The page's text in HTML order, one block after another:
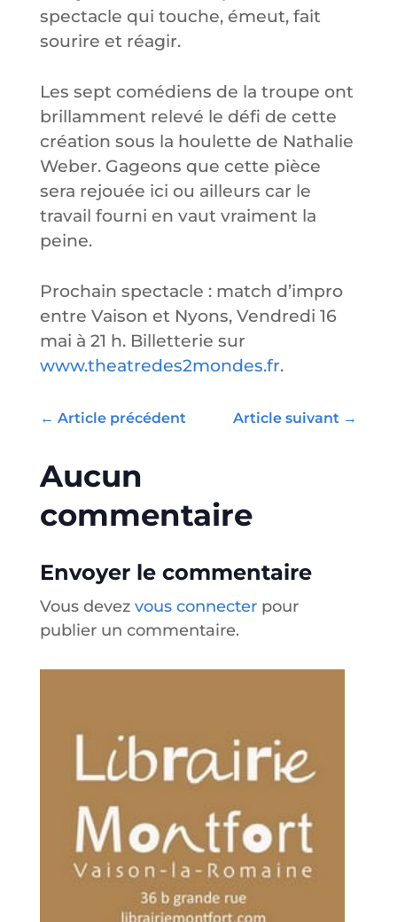
spectacle qui touche, émeut, fait
sourire et réagir.
Les sept comédiens de la troupe ont
brillamment relevé le défi de cette
création sous la houlette de Nathalie
Weber. Gageons que cette pièce
sera rejouée ici ou ailleurs car le
travail fourni en vaut vraiment la
peine.
Prochain spectacle : match d’impro
entre Vaison et Nyons, Vendredi 16
mai à 21 h. Billetterie sur
www.theatredes2mondes.fr.
← Article précédent Article suivant →
Aucun
commentaire
Envoyer le commentaire
Vous devez vous connecterpour
publier un commentaire.